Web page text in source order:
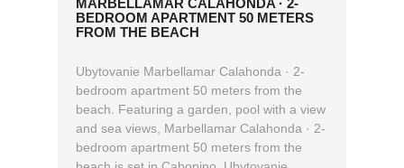
MARBELLAMAR CALAHONDA · 2-
BEDROOM APARTMENT 50 METERS
FROM THE BEACH
Ubytovanie Marbellamar Calahonda · 2-
bedroom apartment 50 meters from the
beach. Featuring a garden, pool with a view
and sea views, Marbellamar Calahonda · 2-
bedroom apartment 50 meters from the